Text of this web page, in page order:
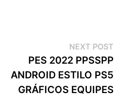
NEXT POST
PES 2022 PPSSPP
ANDROID ESTILO PS5
GRÁFICOS EQUIPES